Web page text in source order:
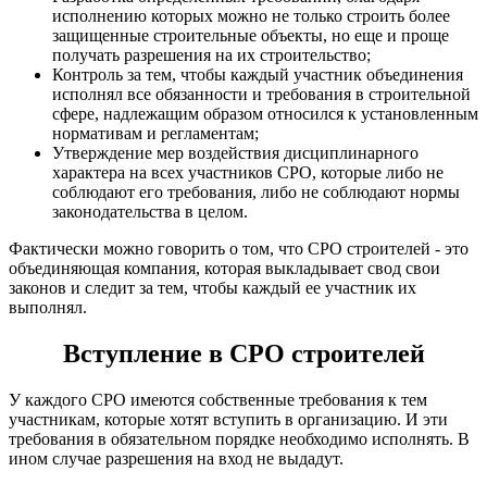
исполнению которых можно не только строить более
защищенные строительные объекты, но еще и проще
получать разрешения на их строительство;
Контроль за тем, чтобы каждый участник объединения
исполнял все обязанности и требования в строительной
сфере, надлежащим образом относился к установленным
нормативам и регламентам;
Утверждение мер воздействия дисциплинарного
характера на всех участников CPO, которые либо не
соблюдают его требования, либо не соблюдают нормы
законодательства в целом.
Фактически можно говорить о том, что CPO строителей - это
объединяющая компания, которая выкладывает свод свои
законов и следит за тем, чтобы каждый ее участник их
выполнял.
Вступление в CPO строителей
У каждого CPO имеются собственные требования к тем
участникам, которые хотят вступить в организацию. И эти
требования в обязательном порядке необходимо исполнять. В
ином случае разрешения на вход не выдадут.